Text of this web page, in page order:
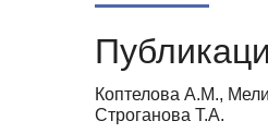
Коптелова А.М.,
Строганова Т.А.